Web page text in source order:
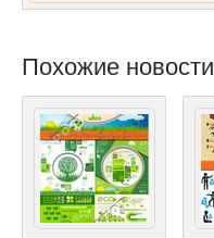
Похожие новости